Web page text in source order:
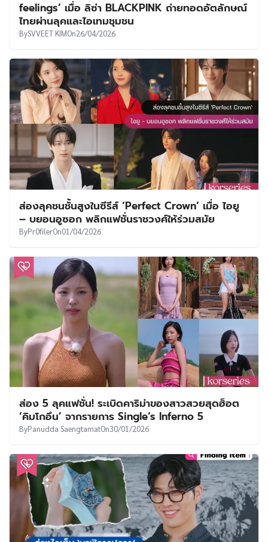
feelings’ เมื่อ ลิซ่า BLACKPINK ถ่ายทอดอัตลักษณ์
ไทยผ่านลุคและไอเทมชุมชน
BySVVEET KIMOn26/04/2026
ส่องลุคชนชั้นสูงในซีรีส์ ‘Perfect Crown’ เมื่อ ไอยู
– บยอนอูซอก พลิกแฟชั่นราชวงศ์ให้ร่วมสมัย
ByPr0filerOn01/04/2026
ส่อง 5 ลุคแฟชั่น! ระเบิดคาริม่าของสาวสวยสุดฮ็อต
‘คิมโกอึน’ จากรายการ Single’s Inferno 5
ByPanudda SaengtamatOn30/01/2026